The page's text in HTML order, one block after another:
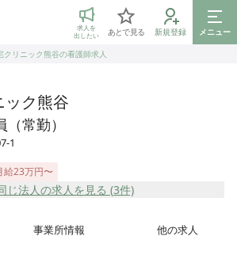
転職マッチング
求人を
出したい
あとで見る 新規登録
メニュー
クリニック熊谷の看護師求人
ック熊谷
常勤）
1
給23万円〜
じ法人の求人を見る (3件)
事業所情報 他の求人